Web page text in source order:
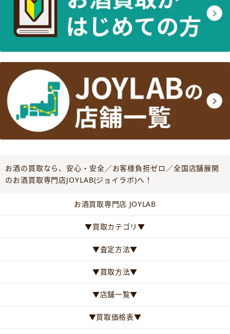
お酒の買取なら、安心・安全／お客様負担ゼロ／全国店舗展開
のお酒買取専門店JOYLAB(ジョイラボ)へ！
お酒買取専門店 JOYLAB
▼買取カテゴリ▼
▼査定方法▼
▼買取方法▼
▼店舗一覧▼
▼買取価格表▼